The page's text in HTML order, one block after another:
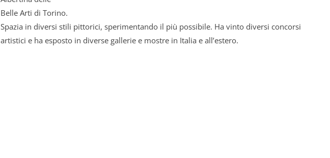
Belle Arti di Torino.
Spazia in diversi stili pittorici, sperimentando il più possibile. Ha vinto diversi concorsi
artistici e ha esposto in diverse gallerie e mostre in Italia e all’estero.